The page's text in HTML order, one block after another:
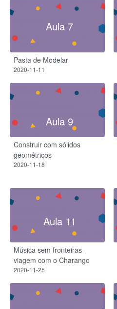
Aula 7
Pasta de Modelar
2020-11-11
Aula 9
Construir com sólidos
geométricos
2020-11-18
Aula 11
Música sem fronteiras-
viagem com o Charango
2020-11-25